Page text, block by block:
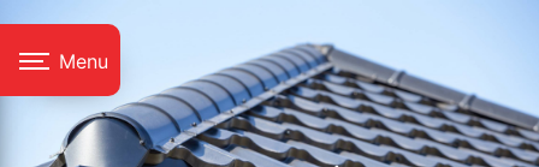
Menu